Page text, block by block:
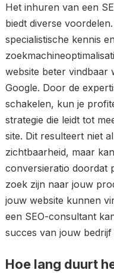
Het inhuren van een
biedt diverse
specialistische kennis
website beter vindbaar
Google. Door de
schakelen, kun je
strategie die leidt tot
site. Dit resulteert niet
zichtbaarheid, maar
conversieratio doordat
zoek zijn naar jouw
jouw website kunnen
een SEO-consultant
succes van jouw bedrijf
Hoe lang duurt